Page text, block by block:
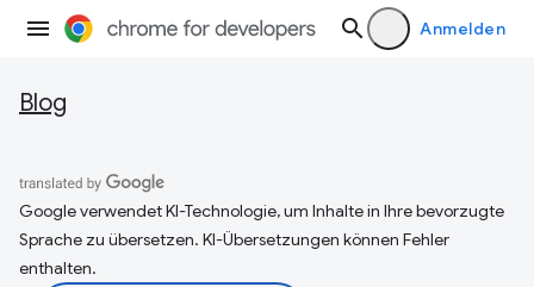
Anmelden
Blog
Google verwendet KI-Technologie, um Inhalte in Ihre bevorzugte
Sprache zu übersetzen. KI-Übersetzungen können Fehler
enthalten.